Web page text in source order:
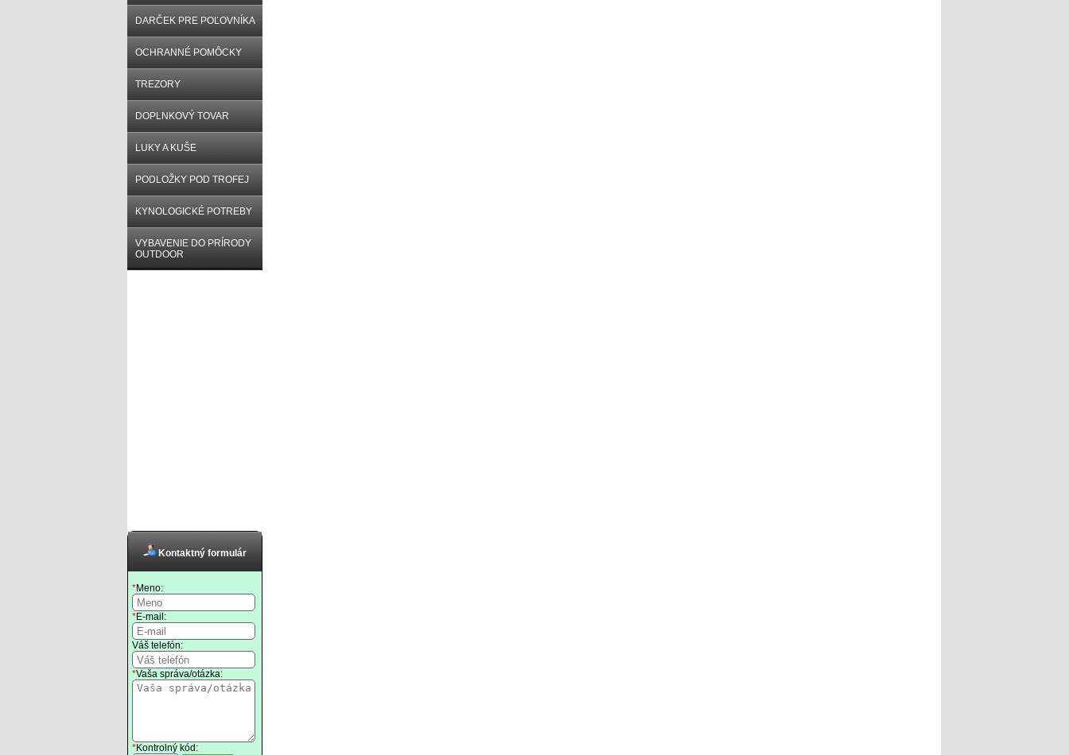
DARČEK PRE POĽOVNÍKA
OCHRANNÉ POMÔCKY
TREZORY
DOPLNKOVÝ TOVAR
LUKY A KUŠE
PODLOŽKY POD TROFEJ
KYNOLOGICKÉ POTREBY
VYBAVENIE DO PRÍRODY
OUTDOOR
Kontaktný formulár
*Meno:
*E-mail:
Váš telefón:
*Vaša správa/otázka:
*Kontrolný kód: